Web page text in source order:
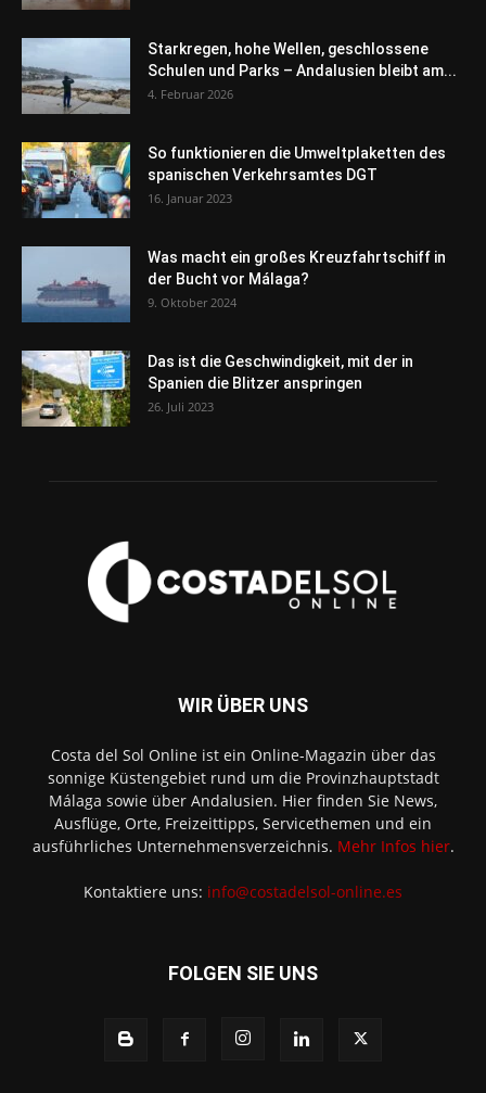
Starkregen, hohe Wellen, geschlossene
Schulen und Parks – Andalusien bleibt am...
4. Februar 2026
So funktionieren die Umweltplaketten des
spanischen Verkehrsamtes DGT
16. Januar 2023
Was macht ein großes Kreuzfahrtschiff in
der Bucht vor Málaga?
9. Oktober 2024
Das ist die Geschwindigkeit, mit der in
Spanien die Blitzer anspringen
26. Juli 2023
WIR ÜBER UNS
Costa del Sol Online ist ein Online-Magazin über das
sonnige Küstengebiet rund um die Provinzhauptstadt
Málaga sowie über Andalusien. Hier finden Sie News,
Ausflüge, Orte, Freizeittipps, Servicethemen und ein
ausführliches Unternehmensverzeichnis. Mehr Infos hier.
Kontaktiere uns: info@costadelsol-online.es
FOLGEN SIE UNS